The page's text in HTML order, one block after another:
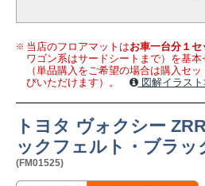
当店のフロアマットはお車一台分１セ
ワゴン系はサードシートまで）を基
（単品購入をご希望の場合は購入セ
びいただけます）。
図解イラスト
トヨタ ヴォクシー
ックフェルト・ブラッ
(FM01525)